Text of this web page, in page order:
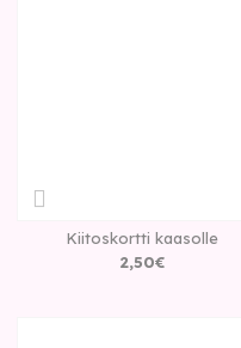
Kiitoskortti kaasolle
2,50€